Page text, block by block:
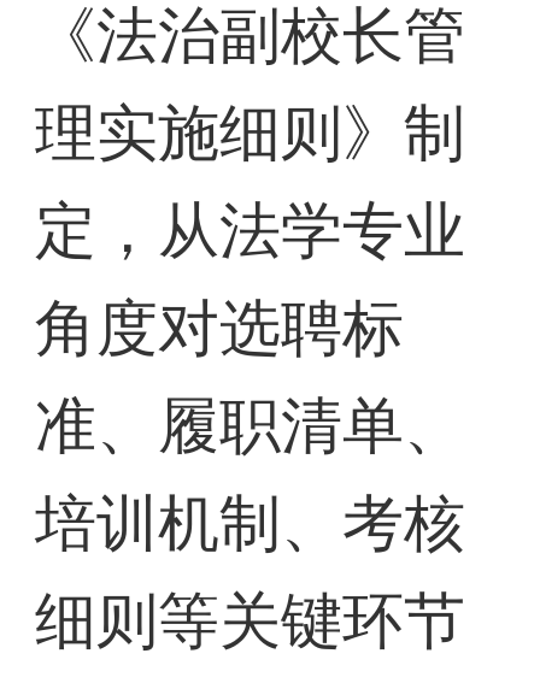
《法治副校长管
理实施细则》制
定，从法学专业
角度对选聘标
准、履职清单、
培训机制、考核
细则等关键环节